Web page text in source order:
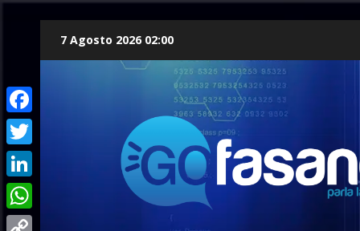
7 Agosto 2026 02:00
Facebook
Twitter
LinkedIn
WhatsApp